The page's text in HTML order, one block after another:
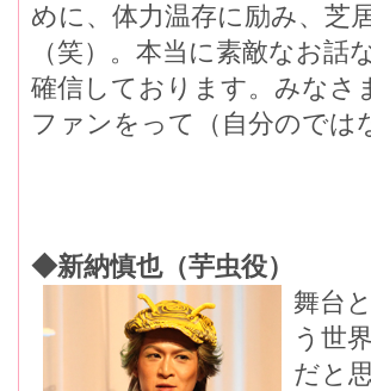
めに、体力温存に励み、芝
（笑）。本当に素敵なお
確信しております。みなさ
ファンをって（自分のでは
◆新納慎也（芋虫役）
舞台
う世
だと